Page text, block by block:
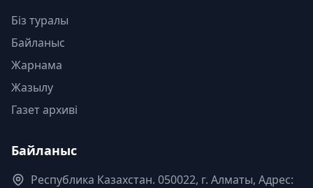
Біз туралы
Байланыс
Жарнама
Жазылу
Газет архиві
Байланыс
Республика Казахстан. 050022, г. Алматы, Адрес: